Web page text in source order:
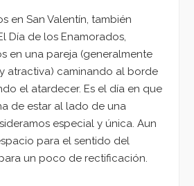
en San Valentín, también
Día de los Enamorados,
en una pareja (generalmente
atractiva) caminando al borde
el atardecer. Es el día en que
de estar al lado de una
especial y única. Aun
para el sentido del
un poco de rectificación.